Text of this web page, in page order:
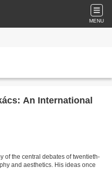
MENU
An International
of the central debates of twentieth-
and aesthetics. His ideas once